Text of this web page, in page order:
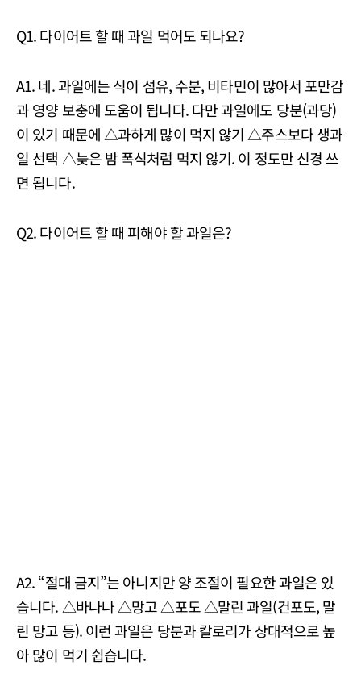
Q1. 다이어트 할 때 과일 먹어도 되나요?
A1. 네. 과일에는 식이 섬유, 수분, 비타민이 많아서 포만감
과 영양 보충에 도움이 됩니다. 다만 과일에도 당분(과당)
이 있기 때문에 △과하게 많이 먹지 않기 △주스보다 생과
일 선택 △늦은 밤 폭식처럼 먹지 않기. 이 정도만 신경 쓰
면 됩니다.
Q2. 다이어트 할 때 피해야 할 과일은?
A2. “절대 금지”는 아니지만 양 조절이 필요한 과일은 있
습니다. △바나나 △망고 △포도 △말린 과일(건포도, 말
린 망고 등). 이런 과일은 당분과 칼로리가 상대적으로 높
아 많이 먹기 쉽습니다.